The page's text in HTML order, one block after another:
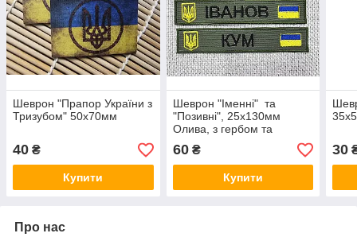
Шеврон "Прапор України з
Тризубом" 50х70мм
40 ₴
Купити
Шеврон "Іменні" та
"Позивні", 25х130мм
Олива, з гербом та
прапором України
60₴
Купити
30
Про нас